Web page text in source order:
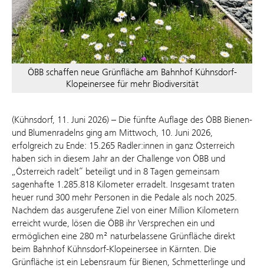
ÖBB schaffen neue Grünfläche am Bahnhof Kühnsdorf-
Klopeinersee für mehr Biodiversität
(Kühnsdorf, 11. Juni 2026) – Die fünfte Auflage des ÖBB Bienen-
und Blumenradelns ging am Mittwoch, 10. Juni 2026,
erfolgreich zu Ende: 15.265 Radler:innen in ganz Österreich
haben sich in diesem Jahr an der Challenge von ÖBB und
„Österreich radelt“ beteiligt und in 8 Tagen gemeinsam
sagenhafte 1.285.818 Kilometer erradelt. Insgesamt traten
heuer rund 300 mehr Personen in die Pedale als noch 2025.
Nachdem das ausgerufene Ziel von einer Million Kilometern
erreicht wurde, lösen die ÖBB ihr Versprechen ein und
ermöglichen eine 280 m² naturbelassene Grünfläche direkt
beim Bahnhof Kühnsdorf-Klopeinersee in Kärnten. Die
Grünfläche ist ein Lebensraum für Bienen, Schmetterlinge und